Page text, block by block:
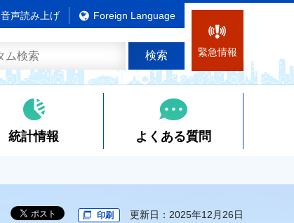
緊急情報
音声読み上げ Foreign Language
統計情報 よくある質問
印刷 更新日：2025年12月26日